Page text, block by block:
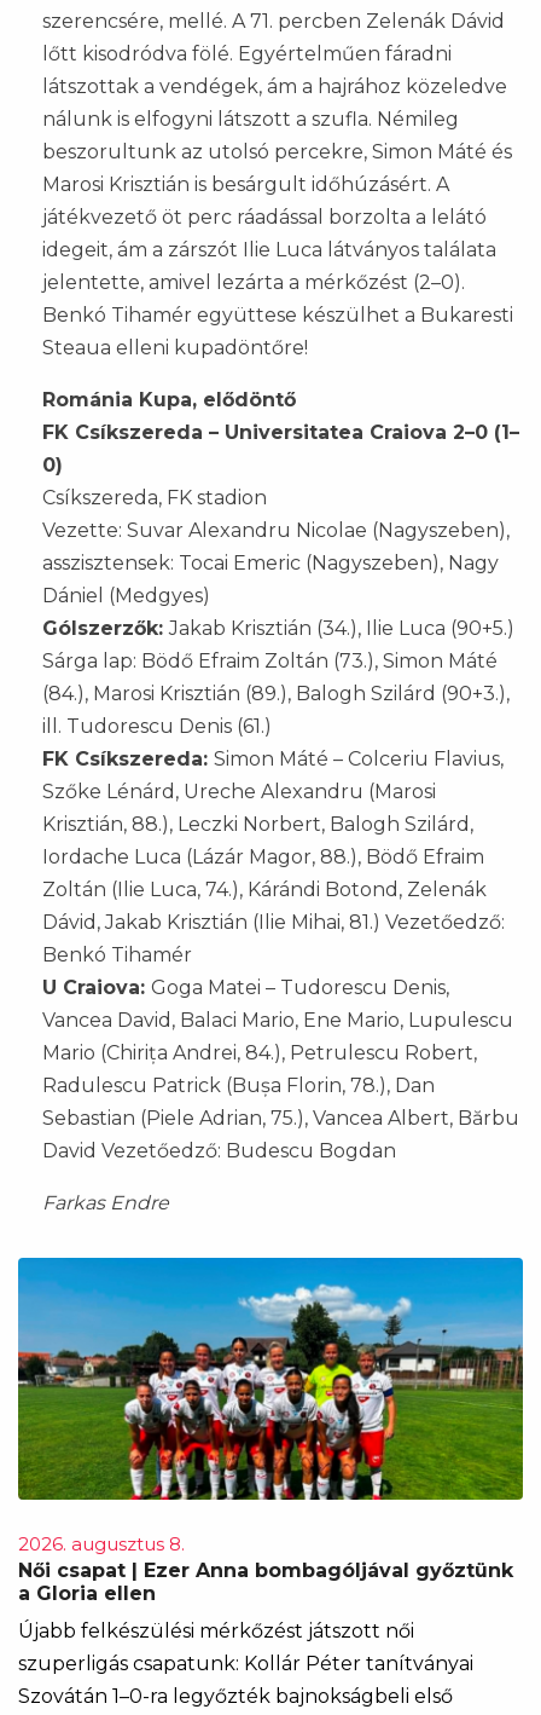
szerencsére, mellé. A 71. percben Zelenák Dávid
lőtt kisodródva fölé. Egyértelműen fáradni
látszottak a vendégek, ám a hajrához közeledve
nálunk is elfogyni látszott a szufla. Némileg
beszorultunk az utolsó percekre, Simon Máté és
Marosi Krisztián is besárgult időhúzásért. A
játékvezető öt perc ráadással borzolta a lelátó
idegeit, ám a zárszót Ilie Luca látványos találata
jelentette, amivel lezárta a mérkőzést (2–0).
Benkó Tihamér együttese készülhet a Bukaresti
Steaua elleni kupadöntőre!
Románia Kupa, elődöntő
FK Csíkszereda – Universitatea Craiova 2–0 (1–
0)
Csíkszereda, FK stadion
Vezette: Suvar Alexandru Nicolae (Nagyszeben),
asszisztensek: Tocai Emeric (Nagyszeben), Nagy
Dániel (Medgyes)
Gólszerzők:Jakab Krisztián (34.), Ilie Luca (90+5.)
Sárga lap: Bödő Efraim Zoltán (73.), Simon Máté
(84.), Marosi Krisztián (89.), Balogh Szilárd (90+3.),
ill. Tudorescu Denis (61.)
FK Csíkszereda: Simon Máté – Colceriu Flavius,
Szőke Lénárd, Ureche Alexandru (Marosi
Krisztián, 88.), Leczki Norbert, Balogh Szilárd,
Iordache Luca (Lázár Magor, 88.), Bödő Efraim
Zoltán (Ilie Luca, 74.), Kárándi Botond, Zelenák
Dávid, Jakab Krisztián (Ilie Mihai, 81.) Vezetőedző:
Benkó Tihamér
U Craiova: Goga Matei – Tudorescu Denis,
Vancea David, Balaci Mario, Ene Mario, Lupulescu
Mario (Chirița Andrei, 84.), Petrulescu Robert,
Radulescu Patrick (Bușa Florin, 78.), Dan
Sebastian (Piele Adrian, 75.), Vancea Albert, Bărbu
David Vezetőedző: Budescu Bogdan
Farkas Endre
2026. augusztus 8.
Női csapat | Ezer Anna bombagóljával győztünk
a Gloria ellen
Újabb felkészülési mérkőzést játszott női
szuperligás csapatunk: Kollár Péter tanítványai
Szovátán 1–0-ra legyőzték bajnokságbeli első